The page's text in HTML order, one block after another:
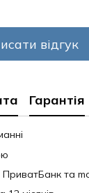
відгук
Гарантія
та